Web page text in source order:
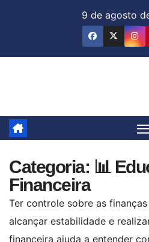
9 de agosto
Categoria: 📊
Financeira
Ter controle sobre as
alcançar estabilidade e
financeira ajuda a entender